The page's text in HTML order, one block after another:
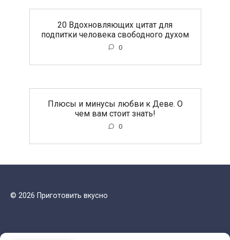
20 Вдохновляющих цитат для
подпитки человека свободного духом
0
Плюсы и минусы любви к Деве. О
чем вам стоит знать!
0
© 2026 Приготовить вкусно